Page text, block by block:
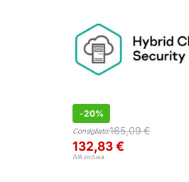
-20%
Consigliato:165,09€
132,83€
IVA inclusa